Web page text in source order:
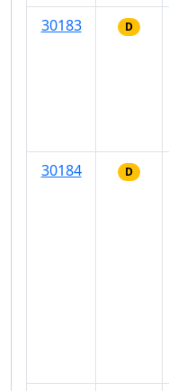
30183
D
30184
D